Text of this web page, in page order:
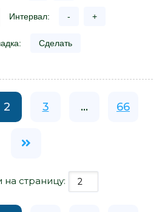
Интервал: - +
Сделать
2 3 ... 66
страницу: